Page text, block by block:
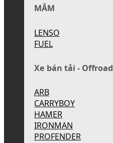
MÂM
LENSO
FUEL
Xe bán tải - Offroad
ARB
CARRYBOY
HAMER
IRONMAN
PROFENDER